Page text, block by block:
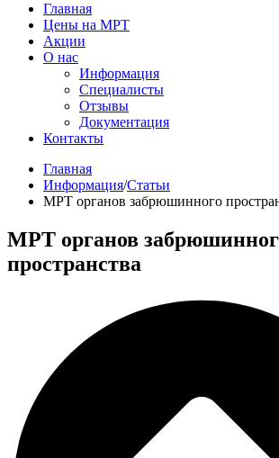
Главная
Цены на МРТ
Акции
О нас
Информация
Специалисты
Отзывы
Документация
Контакты
Главная
Информация/Статьи
МРТ органов забрюшинного
МРТ органов
пространства